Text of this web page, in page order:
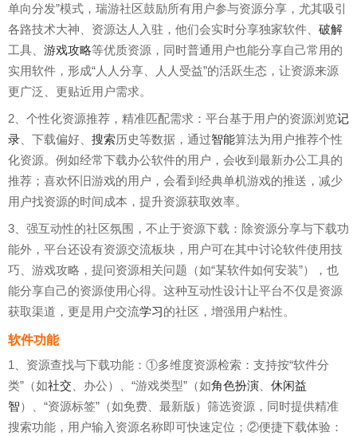
单向分发”模式，瑞游社区鼓励所有用户参与资源分享，尤其吸引
各路技术大神、资源达人入驻，他们会实时分享独家软件、 破解
工具、 游戏攻略等优质资源，同时普通用户也能分享自己常用的
实用软件，形成“人人分享、人人受益”的活跃生态，让资源来源
更广泛、更贴近用户需求。
2、个性化资源推荐，精准匹配需求：平台基于用户的资源浏览记
录 、下载偏好、 搜索历史等数据，通过智能算法为用户推荐个性
化资源。例如经常下载办公软件的用户，会收到最新办公工具的
推荐；喜欢怀旧游戏的用户，会看到经典单机游戏的推送，减少
用户找资源的时间成本，提升资源获取效率。
3、强互动性的社区氛围，不止于资源下载：除资源分享与下载功
能外，平台还设有资源交流板块，用户可在其中讨论软件使用技
巧、游戏攻略，提问资源相关问题（如“某软件如何安装”），也
能分享自己的资源使用心得。这种互动性设计让平台不仅是资源
获取渠道，更是用户交流学习的社区，增强用户粘性。
软件功能
1、资源查找与下载功能：①多维度资源检索：支持按“软件分
类”（如社交 、办公）、“游戏类型”（如角色扮演
休闲益
智）、“资源标签”（如免费、最新版）筛选资源，同时提供精准
搜索功能，用户输入资源名称即可快速定位；②便捷下载体验：